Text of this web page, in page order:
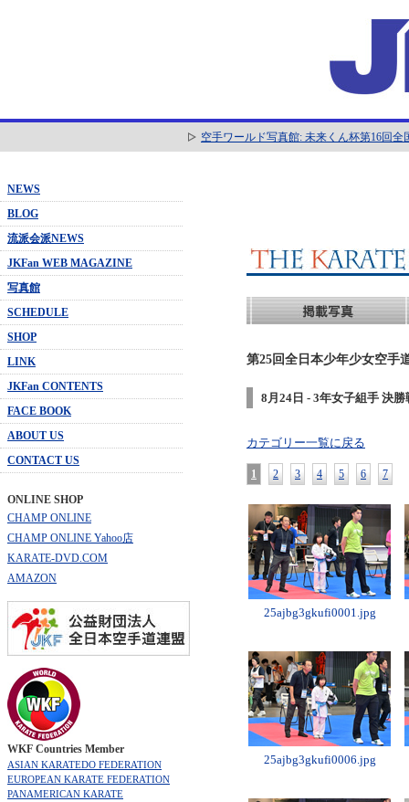
空手ワールド写真館: 未来くん杯第16回
NEWS
BLOG
流派会派NEWS
JKFan WEB MAGAZINE
写真館
SCHEDULE
SHOP
LINK
JKFan CONTENTS
FACE BOOK
ABOUT US
CONTACT US
ONLINE SHOP
CHAMP ONLINE
CHAMP ONLINE Yahoo店
KARATE-DVD.COM
AMAZON
WKF Countries Member
ASIAN KARATEDO FEDERATION
EUROPEAN KARATE FEDERATION
PANAMERICAN KARATE
第25回全日本少年少女空手
8月24日 - 3年女子組手 決
カテゴリー一覧に戻る
1 2 3 4 5 6 7
25ajbg3gkufi0001.jpg
25ajbg3gkufi0006.jpg